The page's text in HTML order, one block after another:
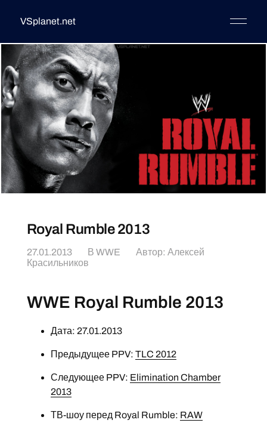
VSplanet.net
Royal Rumble 2013
27.01.2013 В WWE Автор: Алексей
Красильников
WWE Royal Rumble 2013
Дата: 27.01.2013
Предыдущее PPV: TLC 2012
Следующее PPV: Elimination Chamber
2013
ТВ-шоу перед Royal Rumble: RAW